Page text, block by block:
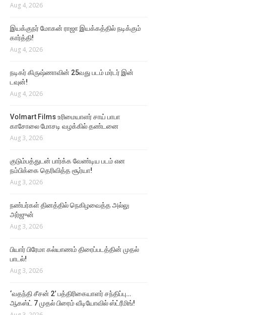
Aug 4, 2026
இயக்குநர் மோகன் ராஜா இயக்கத்தில் நடிக்கும்
கார்த்தி!
Aug 4, 2026
நடிகர் கிருஷ்ணாவின் 25வது படம் மர்டர் இன்
டவுன்!
Aug 4, 2026
Volmart Films உரிமையாளர் சாய் பாபா
காசோலை மோசடி வழக்கில் தண்டனை
Aug 3, 2026
குடும்பத்துடன் பார்க்க வேண்டிய படம் என
நம்பிக்கை தெரிவித்த சூர்யா!
Aug 3, 2026
நண்பர்கள் தினத்தில் நெகிழவைத்த அல்லு
அர்ஜுன்
Aug 3, 2026
பியார் பிரேமா கல்யாணம் திரைப்படத்தின் முதல்
பாடல்!
Aug 3, 2026
‘வதந்தி சீசன் 2’ பத்திரிகையாளர் சந்திப்பு…
ஆகஸ்ட் 7 முதல் பிரைம் வீடியோவில் ஸ்ட்ரீமிங்!